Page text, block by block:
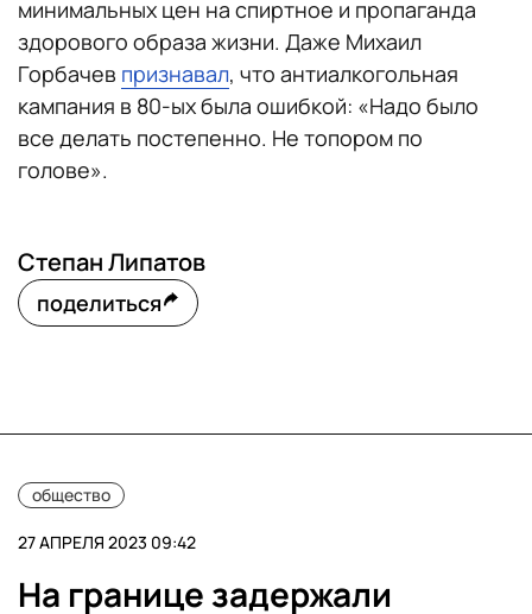
минимальных цен на спиртное и пропаганда
здорового образа жизни. Даже Михаил
Горбачев признавал, что антиалкогольная
кампания в 80-ых была ошибкой: «Надо было
все делать постепенно. Не топором по
голове».
Степан Липатов
поделиться
общество
27 АПРЕЛЯ 2023 09:42
На границе задержали